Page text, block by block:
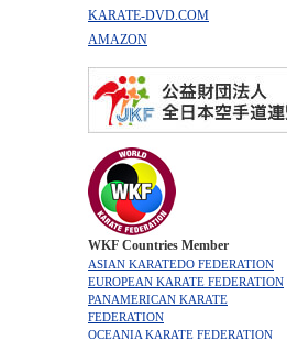
KARATE-DVD.COM
AMAZON
WKF Countries Member
ASIAN KARATEDO FEDERATION
EUROPEAN KARATE FEDERATION
PANAMERICAN KARATE
FEDERATION
OCEANIA KARATE FEDERATION